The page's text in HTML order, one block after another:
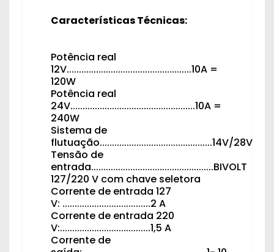
Características Técnicas:
Potência real
12V...................................................10A =
120W
Potência real
24V...................................................10A =
240W
Sistema de
flutuação..............................................14V/28V
Tensão de
entrada..................................................BIVOLT
127/220 V com chave seletora
Corrente de entrada 127
V: ....................................2 A
Corrente de entrada 220
V:.....................................1,5 A
Corrente de